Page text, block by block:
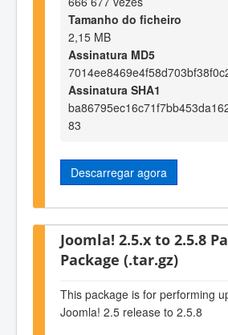
Tamanho do ficheiro
2,15 MB
Assinatura MD5
Assinatura SHA1
83
Descarregar agora
Joomla! 2.5.x to 2.5.8
Package (.tar.gz)
This package is for performing
Joomla! 2.5 release to 2.5.8